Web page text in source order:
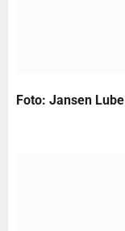
Foto: Jansen Lube